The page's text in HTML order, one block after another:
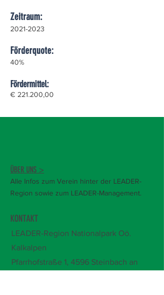
Zeitraum:
2021-2023
Förderquote:
40%
Fördermittel:
€ 221.200,00
ÜBER UNS >
Alle Infos zum Verein hinter der LEADER-
Region sowie zum LEADER-Management.
KONTAKT
LEADER-Region Nationalpark Oö.
Kalkalpen
Pfarrhofstraße 1, 4596 Steinbach an